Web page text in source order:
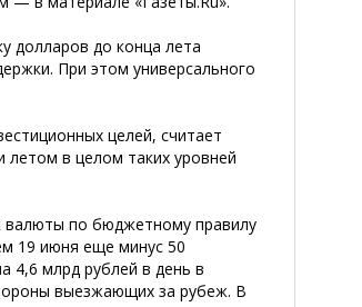
долларов до конца лета
При этом универсального
целей, считает
летом в целом таких уровней
по бюджетному правилу
19 июня еще минус 50
4,6 млрд рублей в день в
выезжающих за рубеж. В